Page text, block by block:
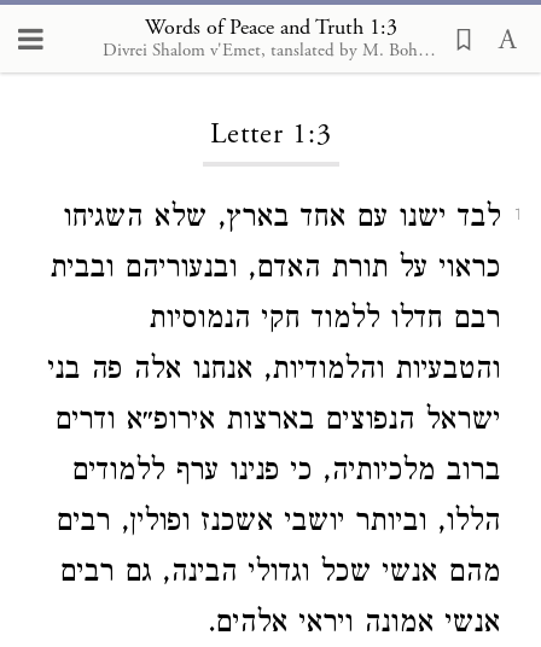
Words of Peace and Truth 1:3
Divrei Shalom v'Emet, tanslated by M. Bohnen, 2020
Loading...
Letter 1:3
1
לבד ישנו עם אחד בארץ, שלא השגיחו
כראוי על תורת האדם, ובנעוריהם ובבית
רבם חדלו ללמוד חקי הנמוסיות
והטבעיות והלמודיות, אנחנו אלה פה בני
ישראל הנפוצים בארצות אירופ״א ודרים
ברוב מלכיותיה, כי פנינו ערף ללמודים
הללו, וביותר יושבי אשכנז ופולין, רבים
מהם אנשי שכל וגדולי הבינה, גם רבים
אנשי אמונה ויראי אלהים.